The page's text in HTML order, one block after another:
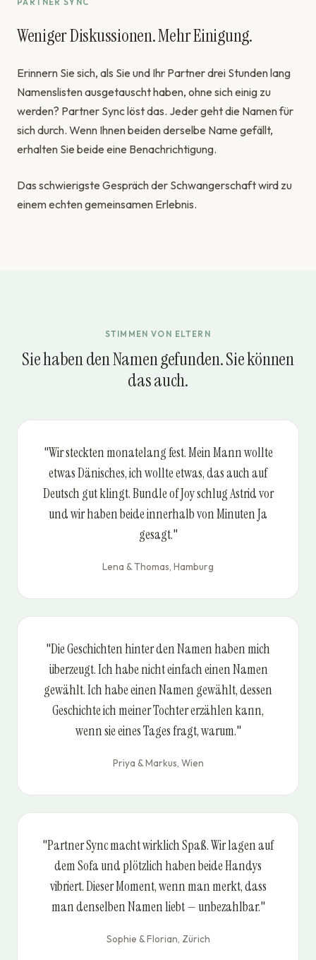
Weniger Diskussionen. Mehr Einigung.
Erinnern Sie sich, als Sie und Ihr Partner drei Stunden lang
Namenslisten ausgetauscht haben, ohne sich einig zu
werden? Partner Sync löst das. Jeder geht die Namen für
sich durch. Wenn Ihnen beiden derselbe Name gefällt,
erhalten Sie beide eine Benachrichtigung.
Das schwierigste Gespräch der Schwangerschaft wird zu
einem echten gemeinsamen Erlebnis.
STIMMEN VON ELTERN
Sie haben den Namen gefunden. Sie können
das auch.
"Wir steckten monatelang fest. Mein Mann wollte
etwas Dänisches, ich wollte etwas, das auch auf
Deutsch gut klingt. Bundle of Joy schlug Astrid vor
und wir haben beide innerhalb von Minuten Ja
gesagt."
Lena & Thomas, Hamburg
"Die Geschichten hinter den Namen haben mich
überzeugt. Ich habe nicht einfach einen Namen
gewählt. Ich habe einen Namen gewählt, dessen
Geschichte ich meiner Tochter erzählen kann,
wenn sie eines Tages fragt, warum."
Priya & Markus, Wien
"Partner Sync macht wirklich Spaß. Wir lagen auf
dem Sofa und plötzlich haben beide Handys
vibriert. Dieser Moment, wenn man merkt, dass
man denselben Namen liebt — unbezahlbar."
Sophie & Florian, Zürich